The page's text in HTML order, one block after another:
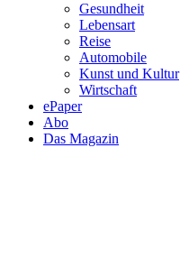
Gesundheit
Lebensart
Reise
Automobile
Kunst und Kultur
Wirtschaft
ePaper
Abo
Das Magazin